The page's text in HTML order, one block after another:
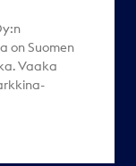
on Suomen
Vaaka